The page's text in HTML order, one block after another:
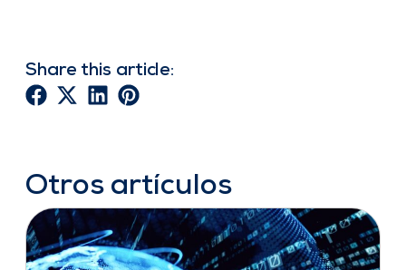
Share this article:
Otros artículos